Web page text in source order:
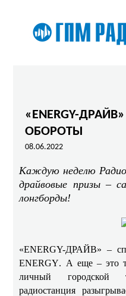
«ENERGY-
ОБОРОТЫ
08.06.2022
Каждую неделю
драйвовые призы –
лонгборды!
«ENERGY-ДРАЙВ» –
ENERGY. А еще – это
личный городской
радиостанция